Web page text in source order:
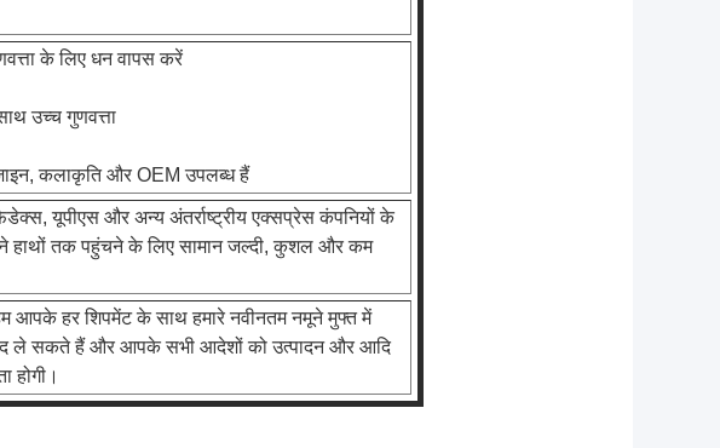
के लिए धन वापस करें
उच्च गुणवत्ता
कलाकृति और OEM उपलब्ध हैं
यूपीएस और अन्य अंतर्राष्ट्रीय एक्सप्रेस कंपनियों के
हाथों तक पहुंचने के लिए सामान जल्दी, कुशल और कम
आपके हर शिपमेंट के साथ हमारे नवीनतम नमूने मुफ्त में
ले सकते हैं और आपके सभी आदेशों को उत्पादन और आदि
होगी।